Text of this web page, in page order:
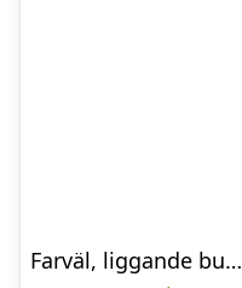
Farväl, liggande bukett